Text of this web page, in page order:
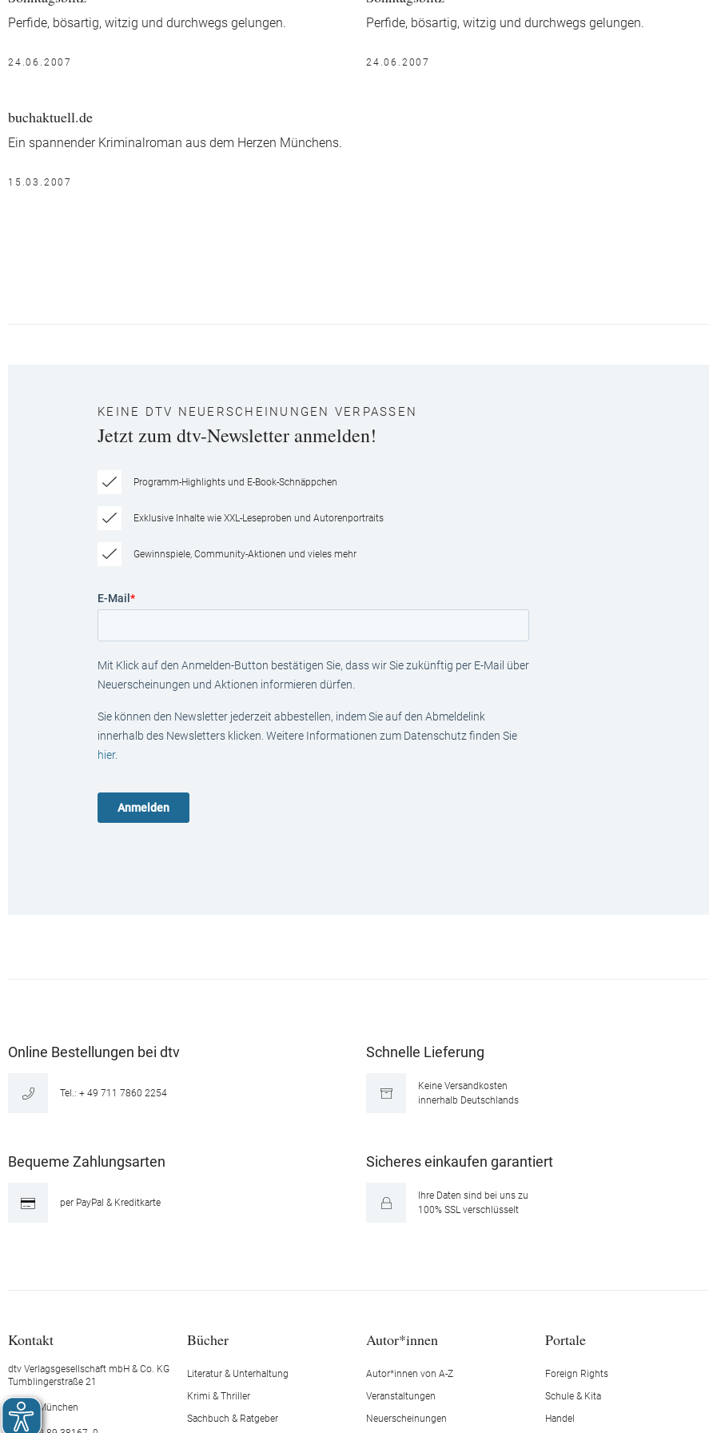
Perfide, bösartig, witzig und durchwegs gelungen.
24.06.2007
Perfide, bösartig, witzig und durchwegs gelungen.
24.06.2007
buchaktuell.de
Ein spannender Kriminalroman aus dem Herzen Münchens.
15.03.2007
KEINE DTV NEUERSCHEINUNGEN VERPASSEN
Jetzt zum dtv-Newsletter anmelden!
Programm-Highlights und E-Book-Schnäppchen
Exklusive Inhalte wie XXL-Leseproben und Autorenportraits
Gewinnspiele, Community-Aktionen und vieles mehr
E-Mail *
Mit Klick auf den Anmelden-Button bestätigen Sie, dass wir Sie zukünftig per E-Mail über
Neuerscheinungen und Aktionen informieren dürfen.
Sie können den Newsletter jederzeit abbestellen, indem Sie auf den Abmeldelink
innerhalb des Newsletters klicken. Weitere Informationen zum Datenschutz finden Sie
hier.
Online Bestellungen bei dtv
Tel.: + 49 711 7860 2254
Schnelle Lieferung
Keine Versandkosten
innerhalb Deutschlands
Bequeme Zahlungsarten
per PayPal & Kreditkarte
Sicheres einkaufen garantiert
Ihre Daten sind bei uns zu
100% SSL verschlüsselt
Kontakt
dtv Verlagsgesellschaft mbH & Co. KG
Tumblingerstraße 21
80337 München
Bücher
Literatur & Unterhaltung
Krimi & Thriller
Sachbuch & Ratgeber
Autor*innen
Autor*innen von A-Z
Veranstaltungen
Neuerscheinungen
Portale
Foreign Rights
Schule & Kita
Handel